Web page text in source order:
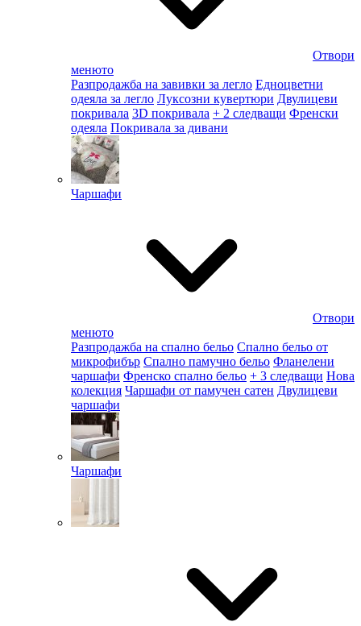
Отвори
менюто
Разпродажба на завивки за легло Едноцветни
одеяла за легло Луксозни кувертюри Двулицеви
покривала 3D покривала + 2 следващи Френски
одеяла Покривала за дивани
Чаршафи
Отвори
менюто
Разпродажба на спално бельо Спално бельо от
микрофибър Спално памучно бельо Фланелени
чаршафи Френско спално бельо + 3 следващи Нова
колекция Чаршафи от памучен сатен Двулицеви
чаршафи
Чаршафи